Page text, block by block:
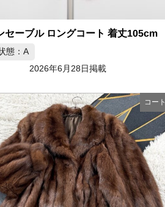
セーブル ロングコート 着丈105cm
態：A
2026年6月28日掲載
コート